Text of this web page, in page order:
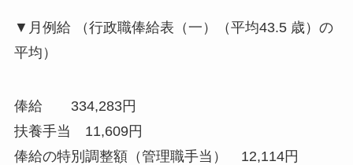
▼月例給 （行政職俸給表（一）（平均43.5 歳）の
平均）
俸給 334,283円
扶養手当 11,609円
俸給の特別調整額（管理職手当） 12,114円